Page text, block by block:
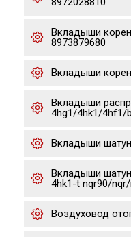
Вкладыши
8973879680
Вкладыши
Вкладыши
4hg1/4hk1/4hf1/
Вкладыши
Вкладыши
4hk1-t nqr90/
Воздуховод